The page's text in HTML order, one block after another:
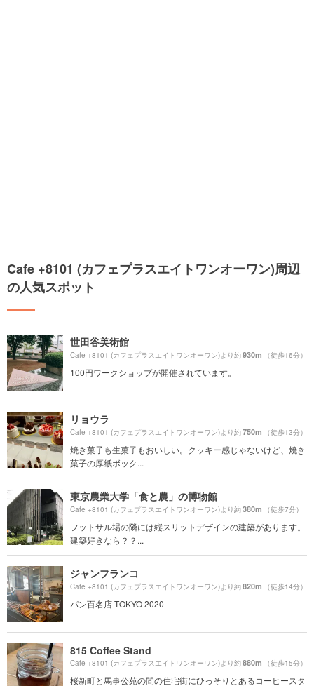
Cafe +8101 (カフェプラスエイトワンオーワン)周辺
の人気スポット
世田谷美術館
Cafe +8101 (カフェプラスエイトワンオーワン)より約930m （徒歩16分）
100円ワークショップが開催されています。
リョウラ
Cafe +8101 (カフェプラスエイトワンオーワン)より約750m （徒歩13分）
焼き菓子も生菓子もおいしい。クッキー感じゃないけど、焼き
菓子の厚紙ボック...
東京農業大学「食と農」の博物館
Cafe +8101 (カフェプラスエイトワンオーワン)より約380m （徒歩7分）
フットサル場の隣には縦スリットデザインの建築があります。
建築好きなら？？...
ジャンフランコ
Cafe +8101 (カフェプラスエイトワンオーワン)より約820m （徒歩14分）
パン百名店 TOKYO 2020
815 Coffee Stand
Cafe +8101 (カフェプラスエイトワンオーワン)より約880m （徒歩15分）
桜新町と馬事公苑の間の住宅街にひっそりとあるコーヒースタ